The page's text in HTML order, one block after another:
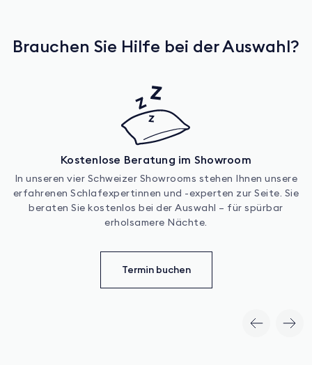
Brauchen Sie Hilfe bei der Auswahl?
Kostenlose Beratung im Showroom
In unseren vier Schweizer Showrooms stehen Ihnen unsere
erfahrenen Schlafexpertinnen und -experten zur Seite. Sie
beraten Sie kostenlos bei der Auswahl – für spürbar
erholsamere Nächte.
Termin buchen